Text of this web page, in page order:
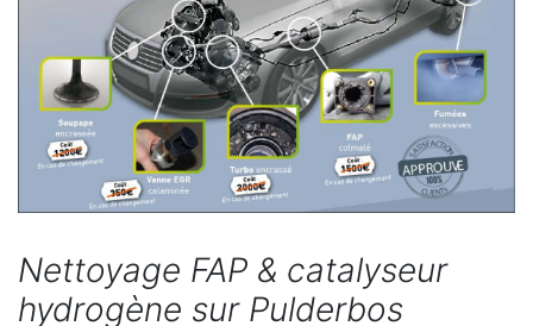
Nettoyage FAP & catalyseur
hydrogène sur Pulderbos